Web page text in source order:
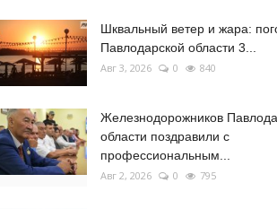
Шквальный ветер и жара:
Павлодарской области 3...
Авг 3, 2026 0 840
Железнодорожников
области поздравили с
профессиональным...
Авг 2, 2026 0 795